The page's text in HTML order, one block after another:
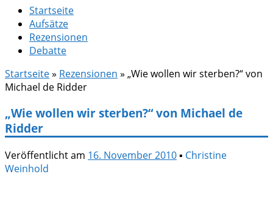
Startseite
Aufsätze
Rezensionen
Debatte
Startseite» Rezensionen » „Wie wollen wir sterben?“ von
Michael de Ridder
„Wie wollen wir sterben?“ von Michael de
Ridder
Veröffentlicht am 16. November 2010▪ Christine
Weinhold